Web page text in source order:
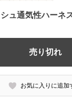
ュ通気性ハーネ
売り切れ
お気に入りに追加